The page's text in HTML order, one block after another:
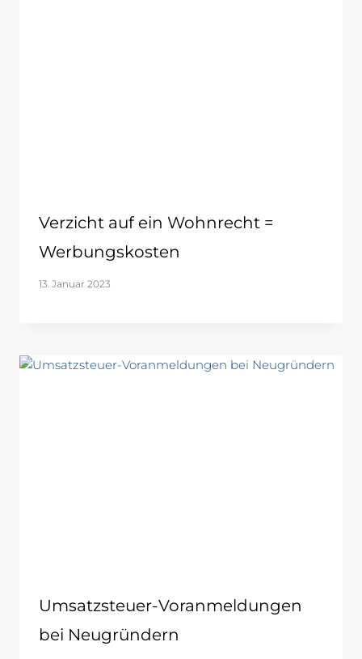
Verzicht auf ein Wohnrecht =
Werbungskosten
13. Januar 2023
Umsatzsteuer-Voranmeldungen
bei Neugründern